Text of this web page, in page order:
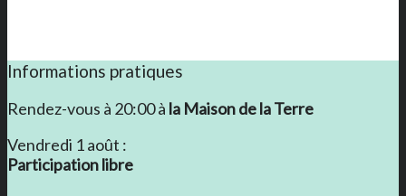
Informations pratiques
Rendez-vous à 20:00 à la Maison de la Terre
Vendredi 1 août :
Participation libre